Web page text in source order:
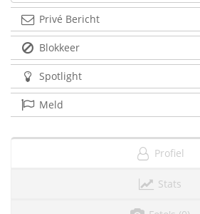
Privé Bericht
Blokkeer
Spotlight
Meld
Profiel
Stats